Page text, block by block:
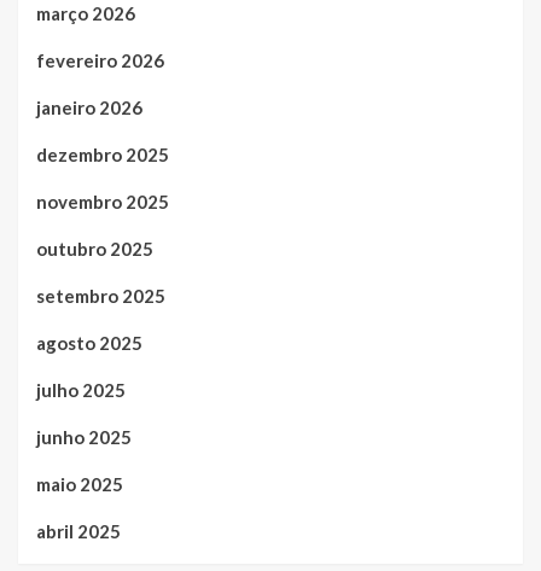
março 2026
fevereiro 2026
janeiro 2026
dezembro 2025
novembro 2025
outubro 2025
setembro 2025
agosto 2025
julho 2025
junho 2025
maio 2025
abril 2025